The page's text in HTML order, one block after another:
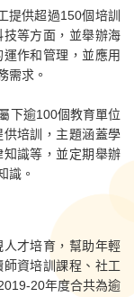
提供超過150個培訓
等方面，並舉辦海
作和管理，並應用
需求。
下逾100個教育單位
培訓，主題涵蓋學
識等，並定期舉辦
識。
才培育，幫助年輕
資培訓課程、社工
20年度合共為逾